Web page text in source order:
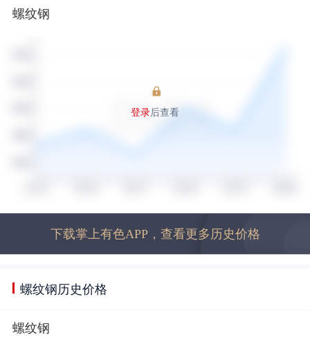
螺纹钢
登录后查看
下载掌上有色APP，查看更多历史价格
螺纹钢历史价格
螺纹钢